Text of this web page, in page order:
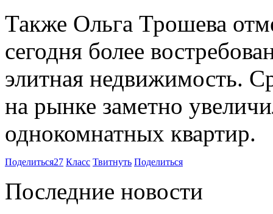
Также Ольга Трошева
сегодня более
элитная недвижимость.
на рынке заметно
однокомнатных квартир.
Поделиться27 Класс Твитнуть Поделиться
Последние новости